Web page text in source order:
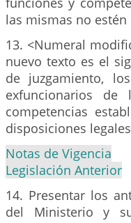
las mismas no
13. <Numeral
nuevo texto es el
de juzgamiento,
exfuncionarios
competencias
disposiciones
Notas de Vigencia
Legislación Anterior
14. Presentar los
del Ministerio y